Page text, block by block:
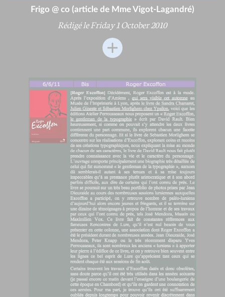
Frigo @ co (article de Mme Vigot-Lagandré)
Rédigé le Friday 1 October 2010